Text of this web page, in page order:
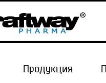
Продукция